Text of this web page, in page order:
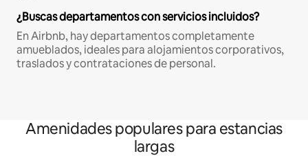
¿Buscas departamentos con servicios incluidos?
En Airbnb, hay departamentos completamente
amueblados, ideales para alojamientos corporativos,
traslados y contrataciones de personal.
Amenidades populares para estancias
largas